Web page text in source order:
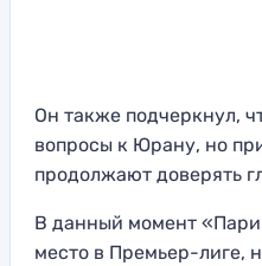
Он также подчеркнул,
вопросы к Юрану, но
продолжают доверять
В данный момент
место в Премьер-лиге,